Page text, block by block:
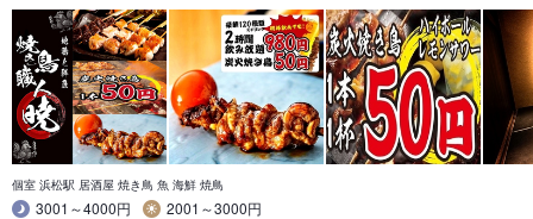
個室 浜松駅 居酒屋 焼き鳥 魚 海鮮 焼鳥
3001～4000円
2001～3000円